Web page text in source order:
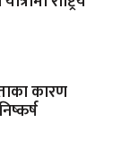
कारण